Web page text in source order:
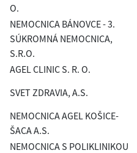
O.
NEMOCNICA BÁNOVCE - 3.
SÚKROMNÁ NEMOCNICA,
S.R.O.
AGEL CLINIC S. R. O.
SVET ZDRAVIA, A.S.
NEMOCNICA AGEL KOŠICE-
ŠACA A.S.
NEMOCNICA S POLIKLINIKOU